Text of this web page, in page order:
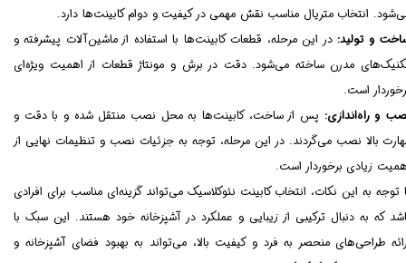
انتخاب متریال مناسب نقش مهمی در کیفیت و دوام کابینت‌ها دارد.
و تولید:در این مرحله، قطعات کابینت‌ها با استفاده از ماشین‌آلات پیشرفته و
مدرن ساخته می‌شود. دقت در برش و مونتاژ قطعات از اهمیت ویژه‌ای
است.
و راه‌اندازی: پس از ساخت، کابینت‌ها به محل نصب منتقل شده و با دقت و
بالا نصب می‌گردند. در این مرحله، توجه به جزئیات نصب و تنظیمات نهایی از
زیادی برخوردار است.
توجه به این نکات، انتخاب کابینت نئوکلاسیک می‌تواند گزینه‌ای مناسب برای افرادی
که به دنبال ترکیبی از زیبایی و عملکرد در آشپزخانه خود هستند. این سبک با
طراحی‌های منحصر به فرد و کیفیت بالا، می‌تواند به بهبود فضای آشپزخانه و